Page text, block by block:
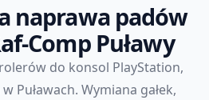
naprawa padów
Comp Puławy
do konsol PlayStation,
Puławach. Wymiana gałek,